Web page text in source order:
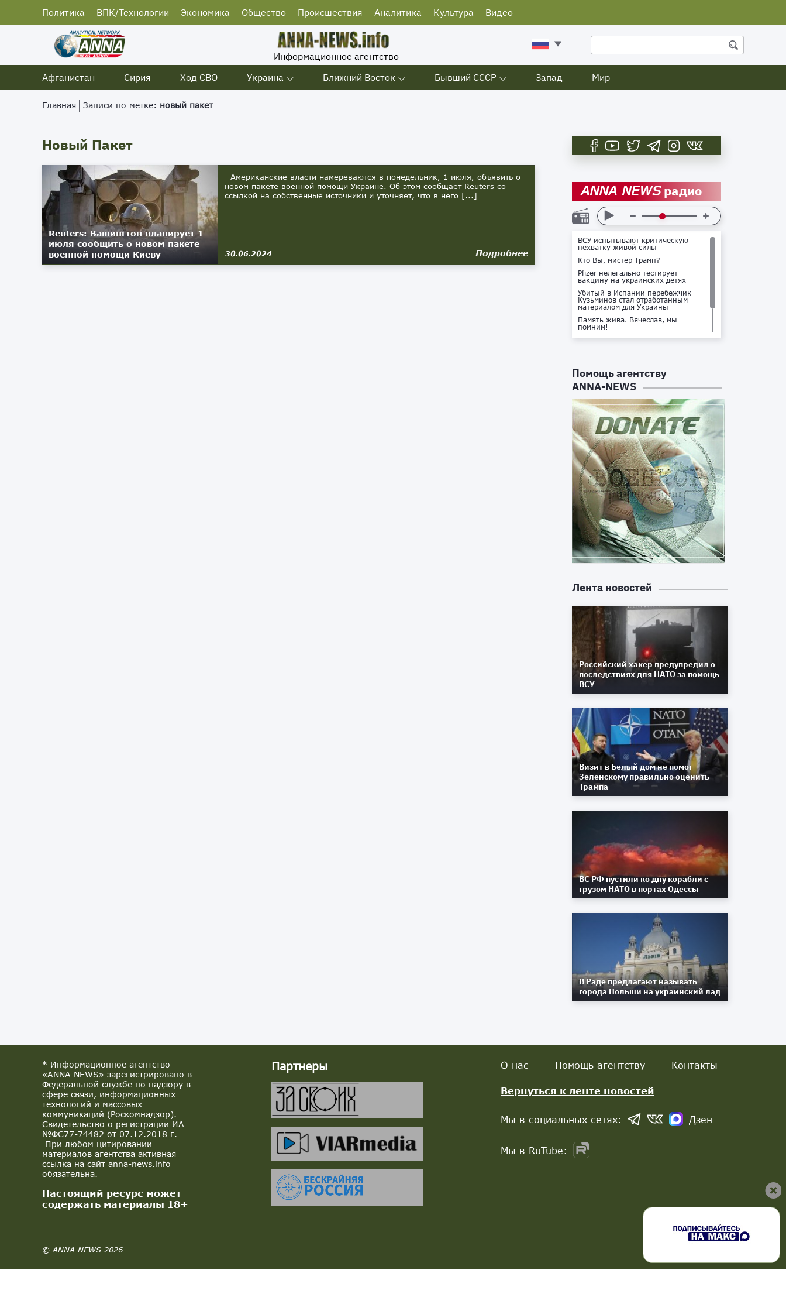
Политика ВПК/Технологии Экономика Общество Происшествия Аналитика Культура Видео
Информационное агентство
Афганистан
Сирия Ход СВО Украина Ближний Восток Бывший СССР Запад Мир
Главная Записи по метке: новый пакет
Новый Пакет
Reuters: Вашингтон планирует 1
июля сообщить о новом пакете
военной помощи Киеву
Американские власти намереваются в понедельник, 1 июля, объявить о
новом пакете военной помощи Украине. Об этом сообщает Reuters со
ссылкой на собственные источники и уточняет, что в него [...]
30.06.2024 Подробнее
ANNA NEWSрадио
ВСУ испытывают критическую
нехватку живой силы
Кто Вы, мистер Трамп?
Pfizer нелегально тестирует
вакцину на украинских детях
Убитый в Испании перебежчик
Кузьминов стал отработанным
материалом для Украины
Память жива. Вячеслав, мы
помним!
Не доставайся ты никому!
Помощь агентству
ANNA-NEWS
Лента новостей
Российский хакер предупредил о
последствиях для НАТО за помощь
ВСУ
Визит в Белый дом не помог
Зеленскому правильно оценить
Трампа
ВС РФ пустили ко дну корабли с
грузом НАТО в портах Одессы
В Раде предлагают называть
города Польши на украинский лад
* Информационное агентство
«ANNA NEWS» зарегистрировано в
Федеральной службе по надзору в
сфере связи, информационных
технологий и массовых
коммуникаций (Роскомнадзор).
Свидетельство о регистрации ИА
№ФС77-74482 от 07.12.2018 г.
При любом цитировании
материалов агентства активная
ссылка на сайт anna-news.info
обязательна.
Настоящий ресурс может
содержать материалы 18+
© ANNA NEWS 2026
Партнеры О нас Помощь агентству Контакты
Вернуться к ленте новостей
Мы в социальных сетях: Дзен
Мы в RuTube: